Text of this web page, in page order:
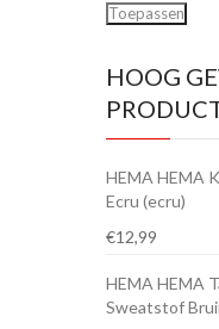
Toepassen
HOOG
HEMA HEMA
Ecru (ecru)
€12,99
HEMA HEMA
Sweatstof